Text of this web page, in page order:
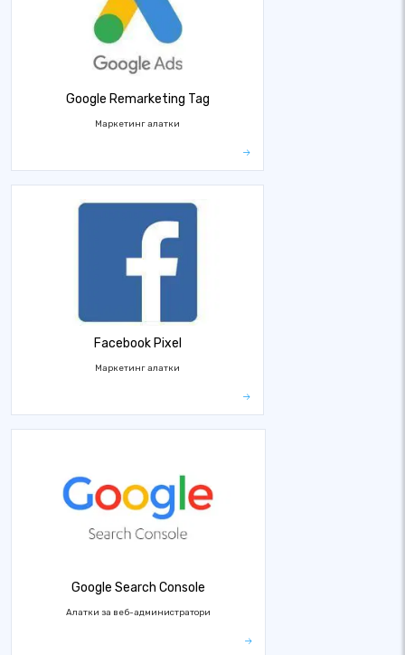
Google Remarketing Tag
Маркетинг алатки
Facebook Pixel
Маркетинг алатки
Google Search Console
Алатки за веб-администратори